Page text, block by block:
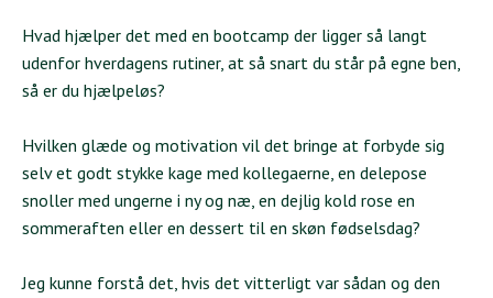
Hvad hjælper det med en bootcamp der ligger så langt
udenfor hverdagens rutiner, at så snart du står på egne ben,
så er du hjælpeløs?
Hvilken glæde og motivation vil det bringe at forbyde sig
selv et godt stykke kage med kollegaerne, en delepose
snoller med ungerne i ny og næ, en dejlig kold rose en
sommeraften eller en dessert til en skøn fødselsdag?
Jeg kunne forstå det, hvis det vitterligt var sådan og den